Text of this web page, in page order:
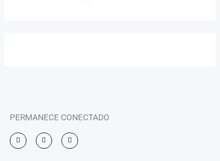
PERMANECE CONECTADO
I
n
s
F
a
c
Y
o
u